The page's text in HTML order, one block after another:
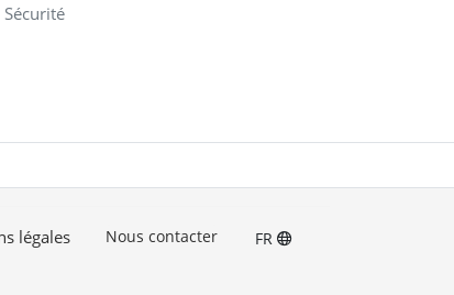
Sécurité
légales Nous contacter FR